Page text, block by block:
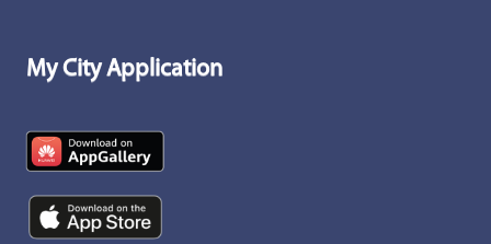
My City Application